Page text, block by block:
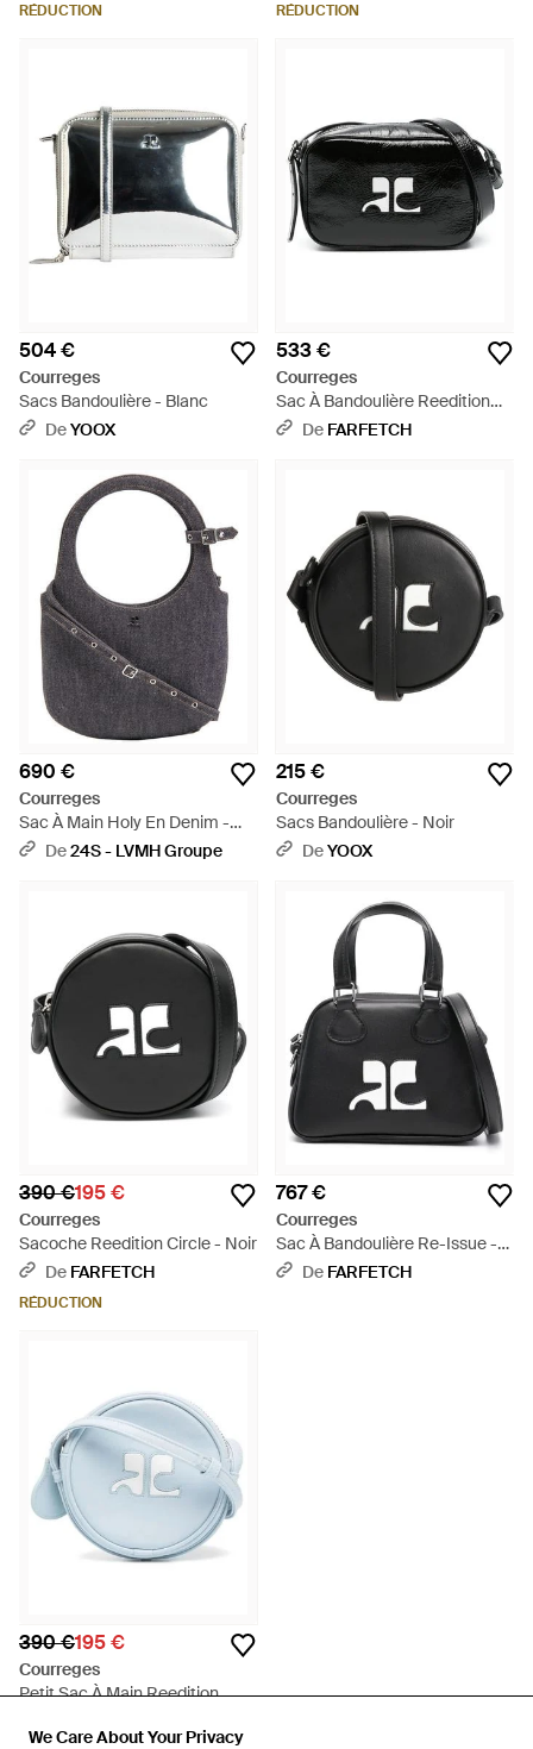
We Care About Your Privacy
We Care About Your Privacy
RÉDUCTION RÉDUCTION
504 €
Courreges
Sacs Bandoulière - Blanc
DeYOOX
533 €
Courreges
Sac À Bandoulière Reedition
Naplack - Noir
De FARFETCH
690 €
Courreges
Sac À Main Holy En Denim -
GrisDe24S - LVMH Groupe
215 €
Courreges
Sacs Bandoulière - Noir
DeYOOX
390 €195 €
Courreges
Sacoche Reedition Circle - Noir
De FARFETCH
RÉDUCTION
767 €
Courreges
Sac À Bandoulière Re-Issue -
NoirDe FARFETCH
390 €195 €
Courreges
Petit Sac À Main Reedition